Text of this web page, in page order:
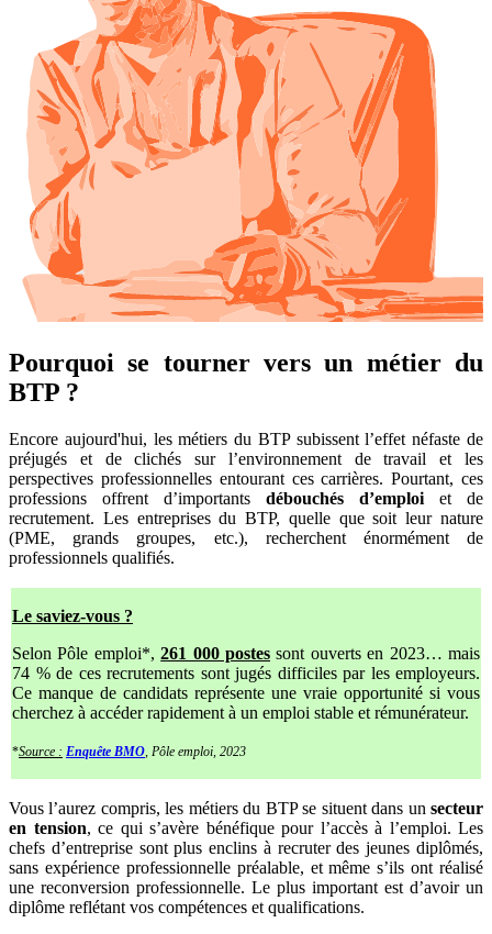
Pourquoi se tourner vers un métier du
BTP ?
Encore aujourd'hui, les métiers du BTP subissent l’effet néfaste de
préjugés et de clichés sur l’environnement de travail et les
perspectives professionnelles entourant ces carrières. Pourtant, ces
professions offrent d’importants débouchés d’emploi et de
recrutement. Les entreprises du BTP, quelle que soit leur nature
(PME, grands groupes, etc.), recherchent énormément de
professionnels qualifiés.
Le saviez-vous ?
Selon Pôle emploi*,261 000 postes sont ouverts en 2023… mais
74 % de ces recrutements sont jugés difficiles par les employeurs.
Ce manque de candidats représente une vraie opportunité si vous
cherchez à accéder rapidement à un emploi stable et rémunérateur.
*Source : Enquête BMO, Pôle emploi, 2023
Vous l’aurez compris, les métiers du BTP se situent dans un secteur
en tension, ce qui s’avère bénéfique pour l’accès à l’emploi. Les
chefs d’entreprise sont plus enclins à recruter des jeunes diplômés,
sans expérience professionnelle préalable, et même s’ils ont réalisé
une reconversion professionnelle. Le plus important est d’avoir un
diplôme reflétant vos compétences et qualifications.